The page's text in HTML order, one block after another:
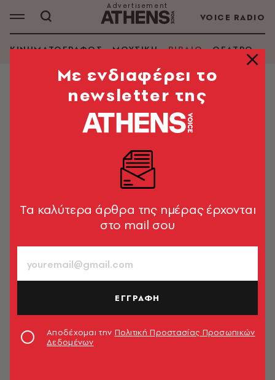
VOICE RADIO
ΚΙΝΗΜΑΤΟΓΡΑΦΟΣ ΜΟΥΣΙΚΗ ΒΙΒΛΙΟ ΘΕΑΤΡΟ -
Ο Διονύσης Σαββόπουλος
αποκαλύπτει τον Νιόνιο σε ένα νέο
Τίτλος του «Γιατί τα χρόνια τρέχουν χύμα» - Θα
Mε ενδιαφέρει το
newsletter της
Tα καλύτερα άρθρα της ημέρας έρχονται
στο mail σου
ΕΓΓΡΑΦΗ
Αποδέχομαι την Πολιτική Προστασίας Προσωπικών
Δεδομένων